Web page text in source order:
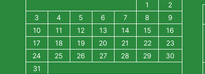
1
2
3
4 5 6 7 8
9
10
11 12 13 14 15
16
17
18 19 20 21 22
23
24
25 26 27 28 29
30
31